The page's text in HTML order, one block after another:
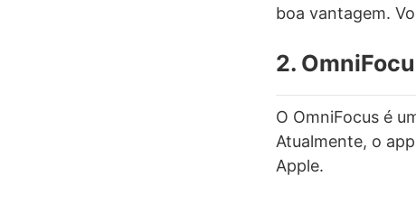
boa vantagem.
2.
O OmniFocus é
Atualmente, o
Apple.